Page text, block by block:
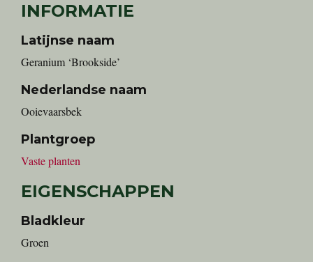
INFORMATIE
Latijnse naam
Geranium ‘Brookside’
Nederlandse naam
ooievaarsbek
Plantgroep
Vaste planten
EIGENSCHAPPEN
Bladkleur
Groen